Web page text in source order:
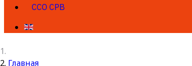
ССО СРВ
Главная